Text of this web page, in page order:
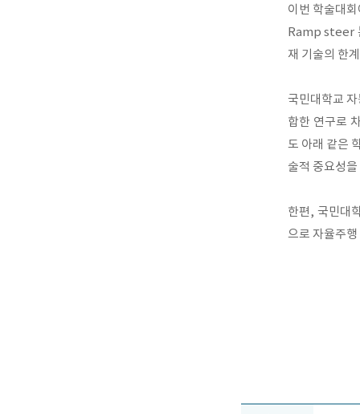
이번 학술대
Ramp steer
재 기술의 한
국민대학교
합한 연구로
도 아래 같은
술적 중요성
한편, 국민대
으로 자율주행